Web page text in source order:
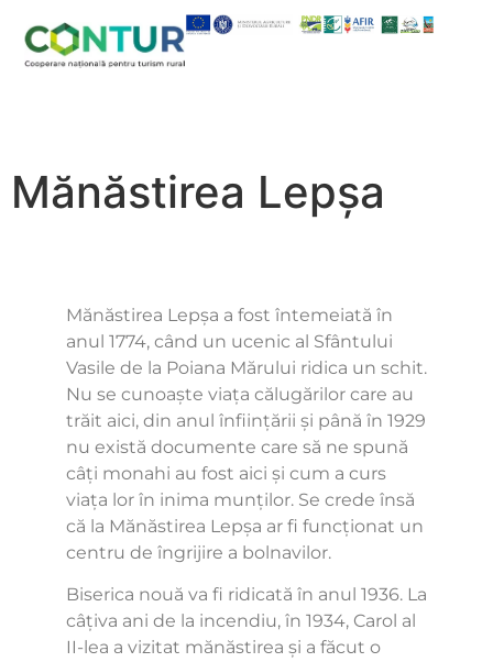
Mănăstirea Lepșa
Mănăstirea Lepșa a fost întemeiată în
anul 1774, când un ucenic al Sfântului
Vasile de la Poiana Mărului ridica un schit.
Nu se cunoaște viața călugărilor care au
trăit aici, din anul înființării și până în 1929
nu există documente care să ne spună
câți monahi au fost aici și cum a curs
viața lor în inima munților. Se crede însă
că la Mănăstirea Lepșa ar fi funcționat un
centru de îngrijire a bolnavilor.
Biserica nouă va fi ridicată în anul 1936. La
câțiva ani de la incendiu, în 1934, Carol al
II-lea a vizitat mănăstirea și a făcut o